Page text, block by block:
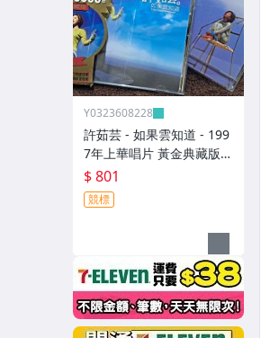
Y0323608228
許茹芸 - 如果雲知道 - 199
7年上華唱片 黃金典藏版 -
碟片9成新 附外紙盒+寫真
年曆 - 801元起標 大
$ 801
競標